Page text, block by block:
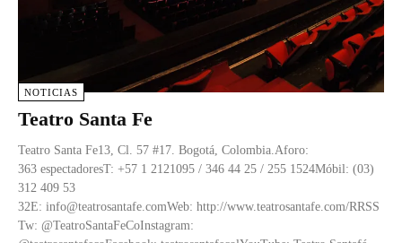
NOTICIAS
Teatro Santa Fe
Teatro Santa Fe13, Cl. 57 #17. Bogotá, Colombia.Aforo:
363 espectadoresT: +57 1 2121095 / 346 44 25 / 255 1524Móbil: (03)
312 409 53
32E: info@teatrosantafe.comWeb: http://www.teatrosantafe.com/RRSS
Tw: @TeatroSantaFeCoInstagram: